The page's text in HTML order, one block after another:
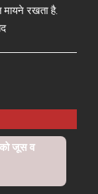
रखता है.
को जूस व